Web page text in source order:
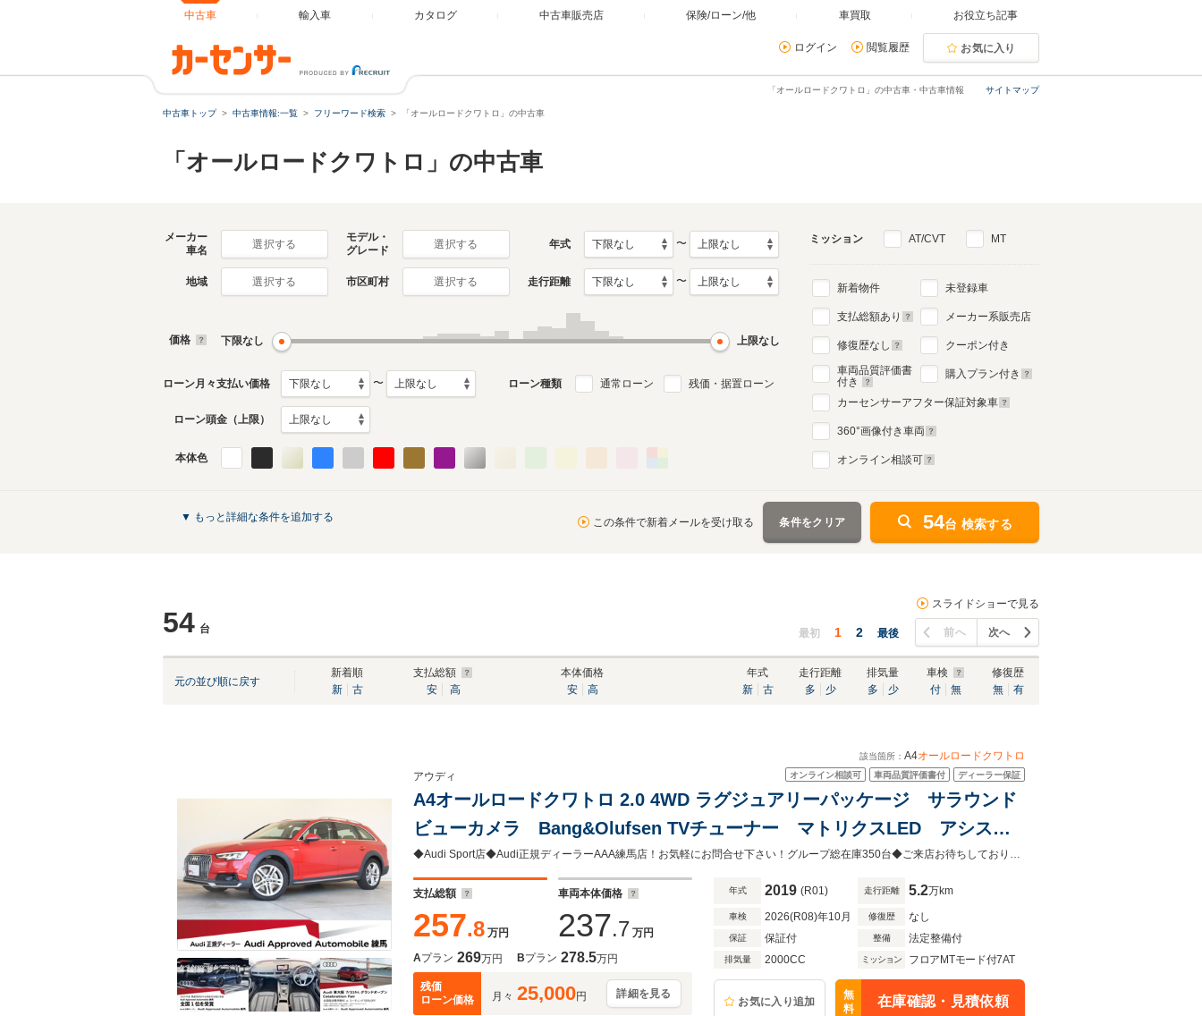
中古車 輸入車 カタログ 中古車販売店 保険/ローン/他 車買取 お役立ち記事
ログイン 閲覧履歴 お気に入り
サイトマップ
「オールロードクワトロ」の中古車・中古車情報
中古車トップ 中古車情報:一覧 フリーワード検索 「オールロードクワトロ」の中古車
「オールロードクワトロ」の中古車
メーカー
車名
選択する
モデル・
グレード
選択する 年式 〜
地域 選択する 市区町村 選択する 走行距離 〜
価格 下限なし 上限なし
ローン月々支払い価格 〜 ローン種類 通常ローン 残価・据置ローン
ローン頭金（上限）
本体色
ミッション AT/CVT MT
新着物件
支払総額あり
修復歴なし
車両品質評価書
付き
未登録車
メーカー系販売店
クーポン付き
購入プラン付き
カーセンサーアフター保証対象車
360°画像付き車両
オンライン相談可
▼ もっと詳細な条件を追加する この条件で新着メールを受け取る 条件をクリア 54台 検索する
54 台
スライドショーで見る
最初 1 2 最後 前へ 次へ
元の並び順に戻す
新着順
新
古
支払総額
安
高
本体価格
安
高
年式
新
古
走行距離
多
少
排気量
多
少
車検
付
無
修復歴
無
有
該当箇所： A4オールロードクワトロ
オンライン相談可 車両品質評価書付 ディーラー保証
アウディ
A4オールロードクワトロ 2.0 4WD ラグジュアリーパッケージ サラウンド
ビューカメラ Bang&Olufsen TVチューナー マトリクスLED アシスタ
ンスパッケージ 認定中古車
◆Audi Sport店◆Audi正規ディーラーAAA練馬店！お気軽にお問合せ下さい！グループ総在庫350台◆ご来店お待ちしております◆東京都練馬区春日町2-5-22／有楽町線：平和台駅より700m
支払総額
257.8 万円
車両本体価格
237.7 万円
Aプラン 269万円 Bプラン 278.5万円
残価
ローン価格
月々 25,000円 詳細を見る
年式 2019 (R01) 走行距離 5.2万km
車検 2026(R08)年10月 修復歴 なし
保証 保証付 整備 法定整備付
排気量 2000CC ミッション フロアMTモード付7AT
お気に入り追加
無
料
在庫確認・見積依頼